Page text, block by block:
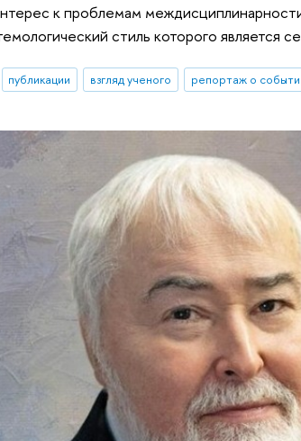
к проблемам
стиль которого является
публикации взгляд ученого репортаж о